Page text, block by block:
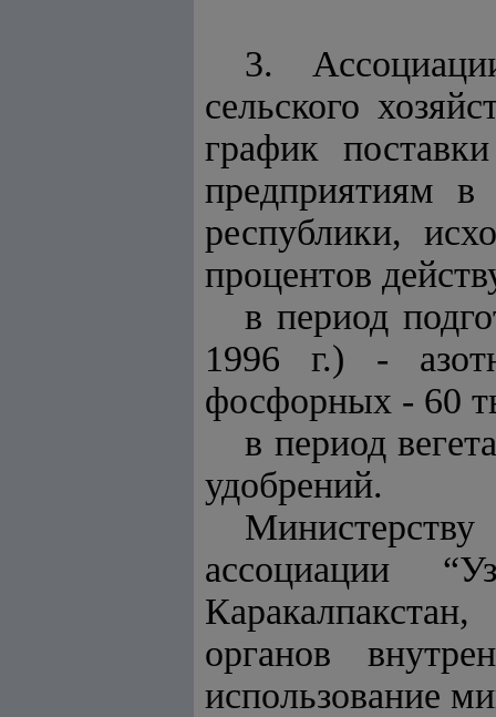
3.
сельского
график
предприятиям в
республики,
процентов
в период
1996 г.) -
фосфорных - 60
в период
удобрений.
ассоциации
органов
использование